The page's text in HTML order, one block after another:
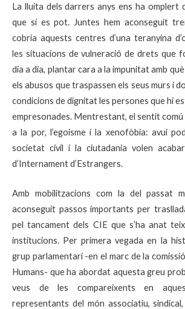
La lluita dels darrers anys ens ha omplert
que sí es pot. Juntes hem aconseguit
cobria aquests centres d’una teranyina
les situacions de vulneració de drets que
dia a dia, plantar cara a la impunitat amb
els abusos que traspassen els seus murs i
condicions de dignitat les persones que hi
empresonades. Mentrestant, el sentit comú
a la por, l’egoisme i la xenofòbia: avui
societat civil i la ciutadania volen
d’Internament d’Estrangers.
Amb mobilitzacions com la del passat
aconseguit passos importants per
pel tancament dels CIE que s’ha anat
institucions. Per primera vegada en la
grup parlamentari -en el marc de la
Humans- que ha abordat aquesta greu
veus de les compareixents en
representants del món associatiu,